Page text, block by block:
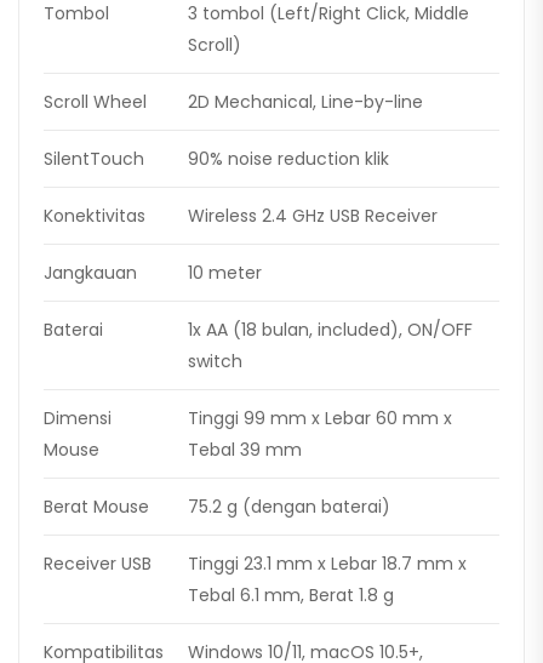
Tombol
3 tombol (Left/Right Click, Middle
Scroll)
Scroll Wheel 2D Mechanical, Line-by-line
SilentTouch 90% noise reduction klik
Konektivitas Wireless 2.4 GHz USB Receiver
Jangkauan 10 meter
Baterai
1x AA (18 bulan, included), ON/OFF
switch
Dimensi
Mouse
Tinggi 99 mm x Lebar 60 mm x
Tebal 39 mm
Berat Mouse 75.2 g (dengan baterai)
Receiver USB
Tinggi 23.1 mm x Lebar 18.7 mm x
Tebal 6.1 mm, Berat 1.8 g
Kompatibilitas Windows 10/11, macOS 10.5+,